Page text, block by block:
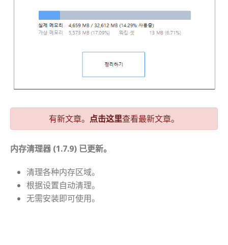
有新文章。 点击这里查看最新文章。
内存清理器 (1.7.9) 已更新。
清理各种内存区域。
根据设置自动清理。
无需安装即可使用。